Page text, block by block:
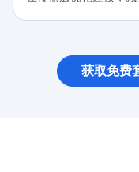
获取免费